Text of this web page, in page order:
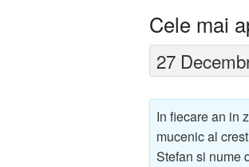
Cele mai
27
In fiecare an in
mucenic al
Stefan si nume